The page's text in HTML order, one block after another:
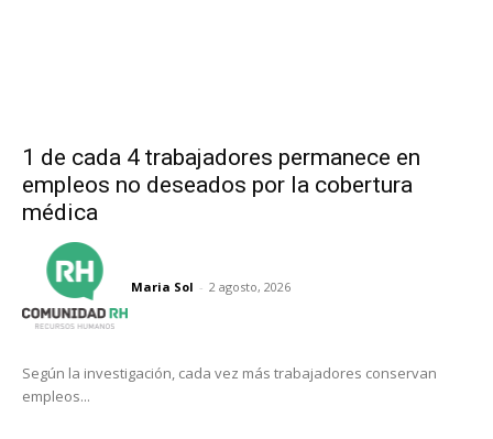
1 de cada 4 trabajadores permanece en
empleos no deseados por la cobertura
médica
Maria Sol - 2 agosto, 2026
Según la investigación, cada vez más trabajadores conservan
empleos...